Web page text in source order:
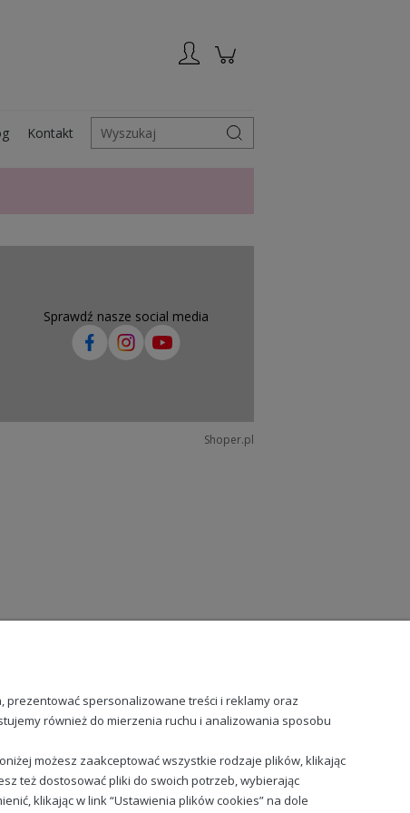
Kontakt Wyszukaj
Sprawdź nasze social media
Shoper.pl
prezentować spersonalizowane treści i reklamy oraz
również do mierzenia ruchu i analizowania sposobu
możesz zaakceptować wszystkie rodzaje plików, klikając
też dostosować pliki do swoich potrzeb, wybierając
klikając w link “Ustawienia plików cookies” na dole